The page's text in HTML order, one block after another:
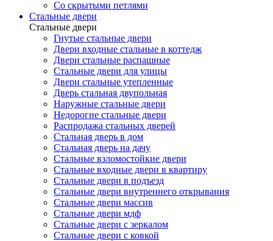
Со скрытыми петлями
Стальные двери
Стальные двери
Гнутые стальные двери
Двери входные стальные в коттедж
Двери стальные распашные
Стальные двери для улицы
Двери стальные утепленные
Дверь стальная двупольная
Наружные стальные двери
Недорогие стальные двери
Распродажа стальных дверей
Стальная дверь в дом
Стальная дверь на дачу
Стальные взломостойкие двери
Стальные входные двери в квартиру
Стальные двери в подъезд
Стальные двери внутреннего открывания
Стальные двери массив
Стальные двери мдф
Стальные двери с зеркалом
Стальные двери с ковкой